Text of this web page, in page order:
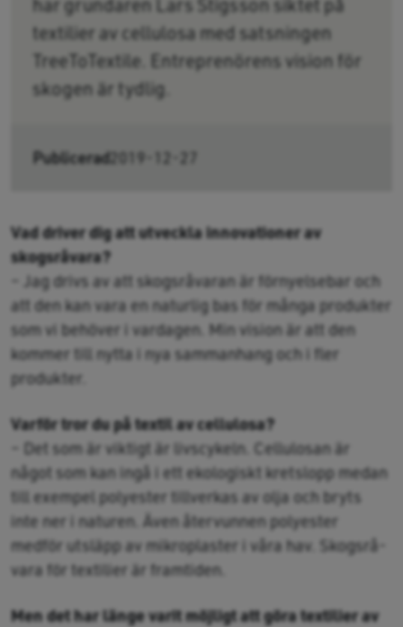
textilier av cellulosa med satsningen
TreeToTextile. Entreprenörens vision för
skogen är tydlig.
Publicerad2019-12-27
Vad driver dig att utveckla innovationer av
skogsråvara?
– Jag drivs av att skogsråvaran är förnyelsebar och
att den kan vara en naturlig bas för många produkter
som vi behöver i vardagen. Min vision är att den
kommer till nytta i nya sammanhang och i fler
produkter.
Varför tror du på textil av cellulosa?
– Det som är viktigt är livscykeln. Cellulosan är
något som kan ingå i ett ekologiskt kretslopp medan
till exempel polyester tillverkas av olja och bryts
inte ner i naturen. Även återvunnen polyester
medför utsläpp av mikroplaster i våra hav. Skogsrå­
vara för textilier är framtiden.
Men det har länge varit möjligt att göra textilier av